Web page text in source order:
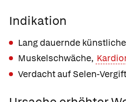
Indikation
Lang dauernde
Muskelschwäche,
Verdacht auf Selen-